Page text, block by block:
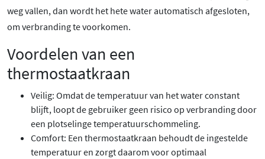
weg vallen, dan wordt het hete water automatisch afgesloten,
om verbranding te voorkomen.
Voordelen van een
thermostaatkraan
Veilig: Omdat de temperatuur van het water constant
blijft, loopt de gebruiker geen risico op verbranding door
een plotselinge temperatuurschommeling.
Comfort: Een thermostaatkraan behoudt de ingestelde
temperatuur en zorgt daarom voor optimaal